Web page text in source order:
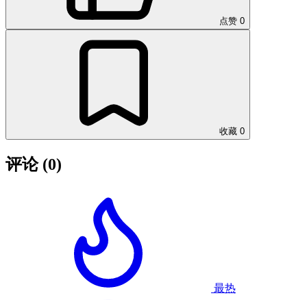
点赞 0
收藏 0
评论 (0)
最热